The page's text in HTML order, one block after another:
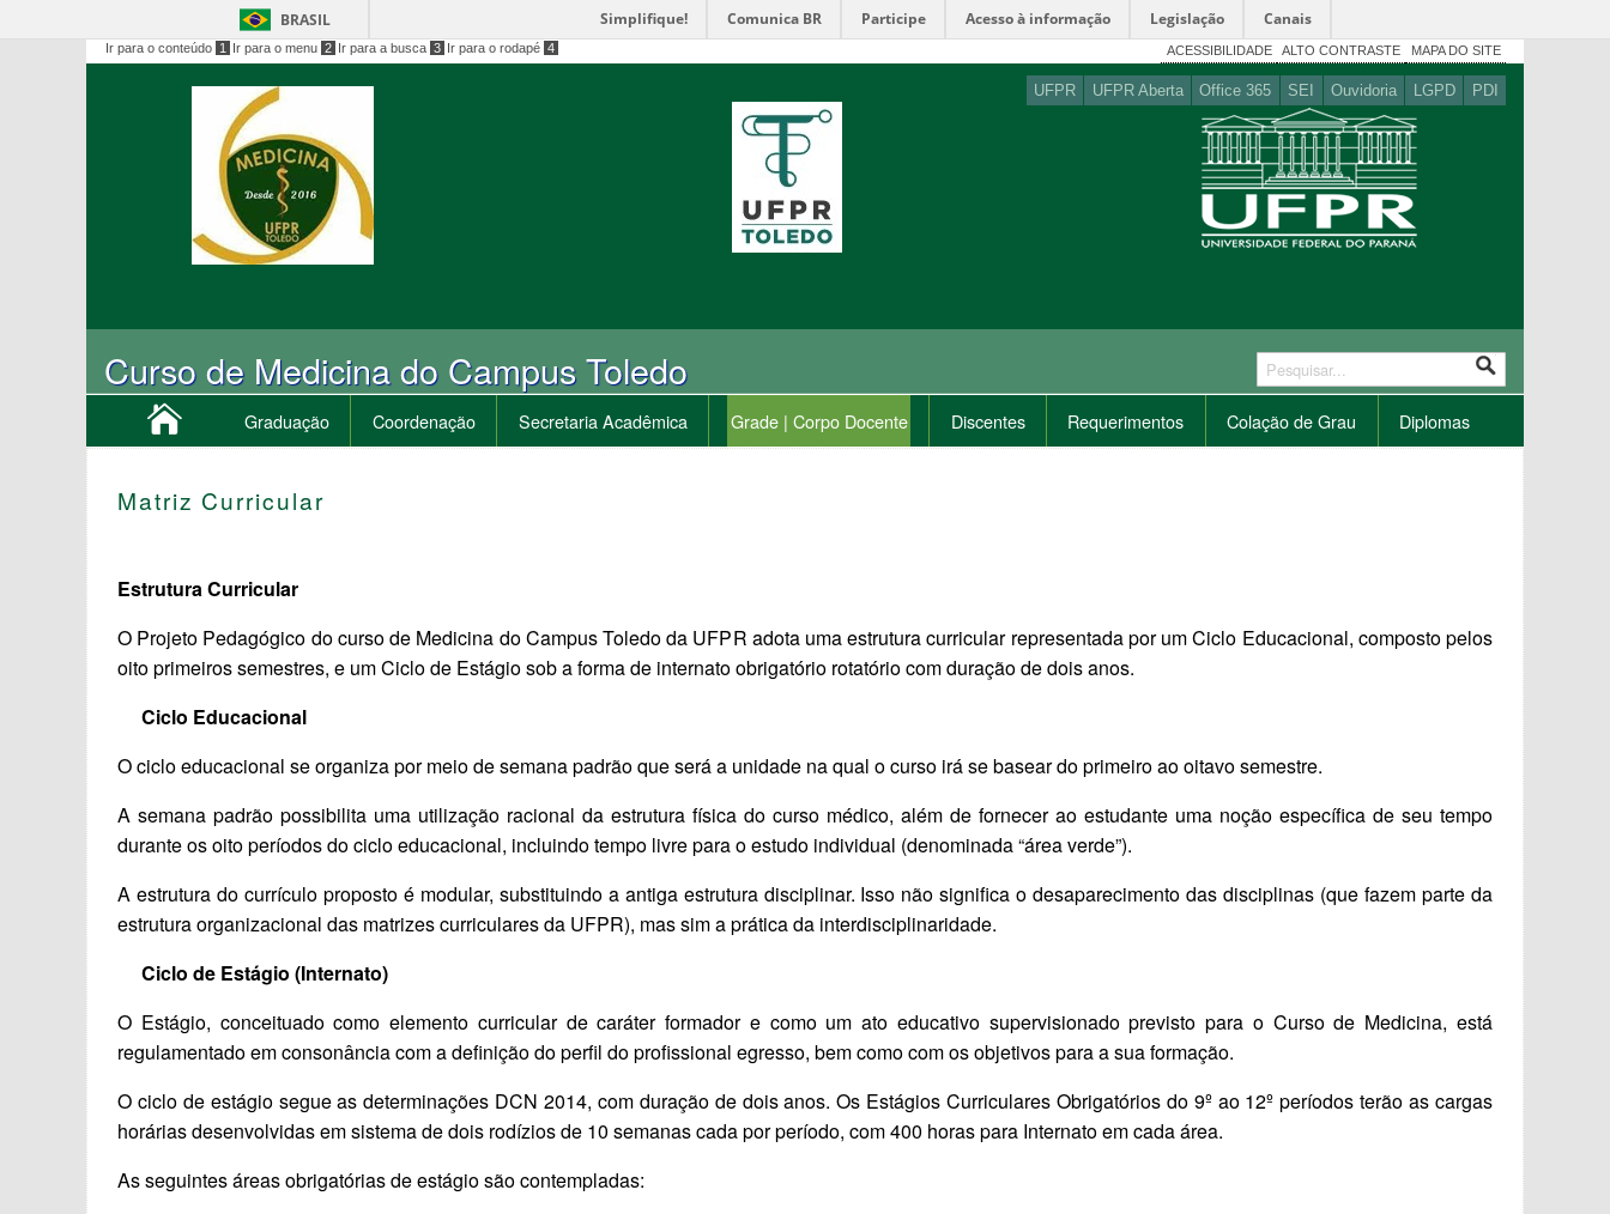
BRASIL Simplifique! Comunica BR Participe Acesso à informação Legislação Canais
Ir para o conteúdo 1 Ir para o menu 2 Ir para a busca 3 Ir para o rodapé 4 ACESSIBILIDADE ALTO CONTRASTE MAPA DO SITE
UFPR UFPR Aberta Office 365 SEI Ouvidoria LGPD PDI
Curso de Medicina do Campus Toledo
Graduação Coordenação Secretaria Acadêmica Grade | Corpo Docente Discentes Requerimentos Colação de Grau Diplomas
Matriz Curricular
Estrutura Curricular
O Projeto Pedagógico do curso de Medicina do Campus Toledo da UFPR adota uma estrutura curricular representada por um Ciclo Educacional, composto pelos
oito primeiros semestres, e um Ciclo de Estágio sob a forma de internato obrigatório rotatório com duração de dois anos.
Ciclo Educacional
O ciclo educacional se organiza por meio de semana padrão que será a unidade na qual o curso irá se basear do primeiro ao oitavo semestre.
A semana padrão possibilita uma utilização racional da estrutura física do curso médico, além de fornecer ao estudante uma noção específica de seu tempo
durante os oito períodos do ciclo educacional, incluindo tempo livre para o estudo individual (denominada “área verde”).
A estrutura do currículo proposto é modular, substituindo a antiga estrutura disciplinar. Isso não significa o desaparecimento das disciplinas (que fazem parte da
estrutura organizacional das matrizes curriculares da UFPR), mas sim a prática da interdisciplinaridade.
Ciclo de Estágio (Internato)
O Estágio, conceituado como elemento curricular de caráter formador e como um ato educativo supervisionado previsto para o Curso de Medicina, está
regulamentado em consonância com a definição do perfil do profissional egresso, bem como com os objetivos para a sua formação.
O ciclo de estágio segue as determinações DCN 2014, com duração de dois anos. Os Estágios Curriculares Obrigatórios do 9º ao 12º períodos terão as cargas
horárias desenvolvidas em sistema de dois rodízios de 10 semanas cada por período, com 400 horas para Internato em cada área.
As seguintes áreas obrigatórias de estágio são contempladas: